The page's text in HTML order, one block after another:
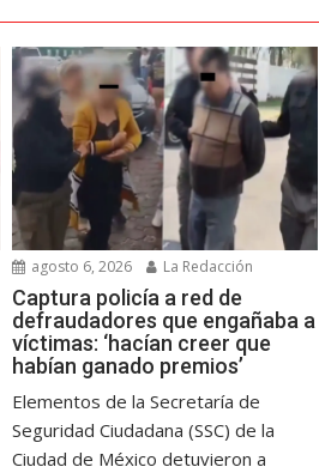
agosto 6, 2026 La Redacción
Captura policía a red de
defraudadores que engañaba a
víctimas: ‘hacían creer que
habían ganado premios’
Elementos de la Secretaría de
Seguridad Ciudadana (SSC) de la
Ciudad de México detuvieron a